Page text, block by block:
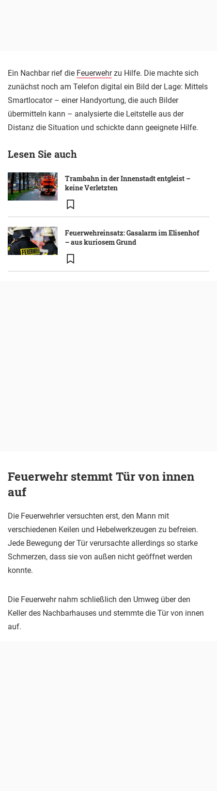
Ein Nachbar rief die Feuerwehrzu Hilfe. Die machte sich
zunächst noch am Telefon digital ein Bild der Lage: Mittels
Smartlocator – einer Handyortung, die auch Bilder
übermitteln kann – analysierte die Leitstelle aus der
Distanz die Situation und schickte dann geeignete Hilfe.
Lesen Sie auch
Trambahn in der Innenstadt entgleist –
keine Verletzten
Feuerwehreinsatz: Gasalarm im Elisenhof
– aus kuriosem Grund
Feuerwehr stemmt Tür von innen
auf
Die Feuerwehrler versuchten erst, den Mann mit
verschiedenen Keilen und Hebelwerkzeugen zu befreien.
Jede Bewegung der Tür verursachte allerdings so starke
Schmerzen, dass sie von außen nicht geöffnet werden
konnte.
Die Feuerwehr nahm schließlich den Umweg über den
Keller des Nachbarhauses und stemmte die Tür von innen
auf.